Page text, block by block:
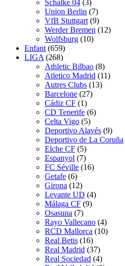
Schalke 04 (3)
Union Berlin (7)
VfB Stuttgart (9)
Werder Bremen (12)
Wolfsburg (10)
Enfant (659)
LIGA (268)
Athletic Bilbao (8)
Atletico Madrid (11)
Autres Clubs (13)
Barcelone (27)
Cádiz CF (1)
CD Tenerife (6)
Celta Vigo (5)
Deportivo Alavés (9)
Deportivo de La Coruña
Elche CF (5)
Espanyol (7)
FC Séville (16)
Getafe (6)
Girona (12)
Levante UD (4)
Málaga CF (9)
Osasuna (7)
Rayo Vallecano (4)
RCD Mallorca (10)
Real Betis (16)
Real Madrid (37)
Real Sociedad (4)